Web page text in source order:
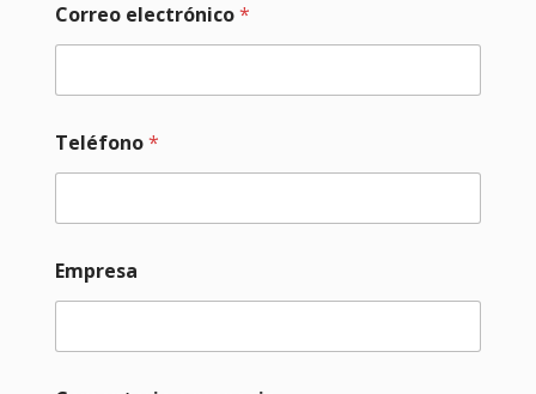
Correo electrónico*
Teléfono*
l
e
t
Empresa